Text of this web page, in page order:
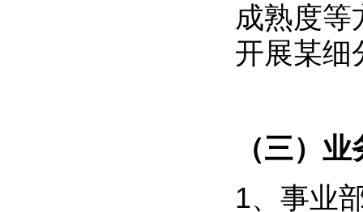
成熟度等
开展某细
（三）
1、事业